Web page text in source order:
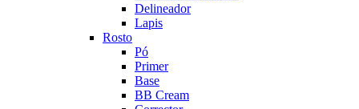
Delineador
Lapis
Rosto
Pó
Primer
Base
BB Cream